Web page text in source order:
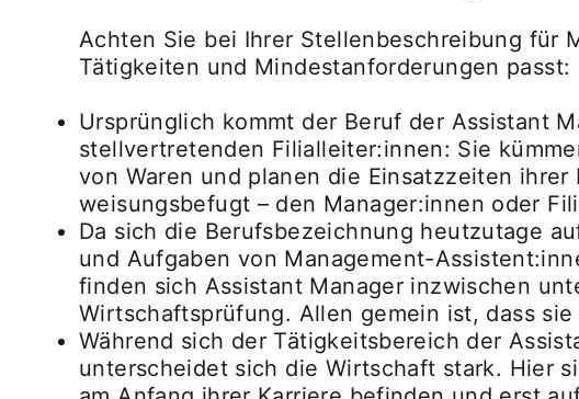
Achten Sie bei Ihrer Stellenbeschreibung für
Tätigkeiten und Mindestanforderungen passt:
Ursprünglich kommt der Beruf der Assistant
stellvertretenden Filialleiter:innen: Sie
von Waren und planen die Einsatzzeiten
weisungsbefugt – den Manager:innen oder
Da sich die Berufsbezeichnung heutzutage
und Aufgaben von Management-
finden sich Assistant Manager inzwischen
Wirtschaftsprüfung. Allen gemein ist, dass
Während sich der Tätigkeitsbereich der
unterscheidet sich die Wirtschaft stark. Hier